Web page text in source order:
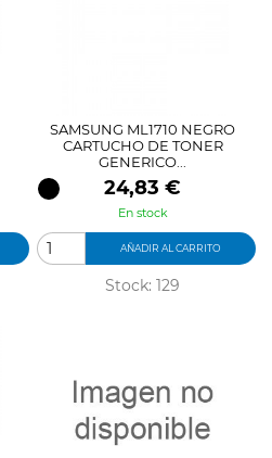
SAMSUNG ML1710 NEGRO
CARTUCHO DE TONER
GENERICO...
Precio
24,83 €
En stock
AÑADIR AL CARRITO
Stock: 129